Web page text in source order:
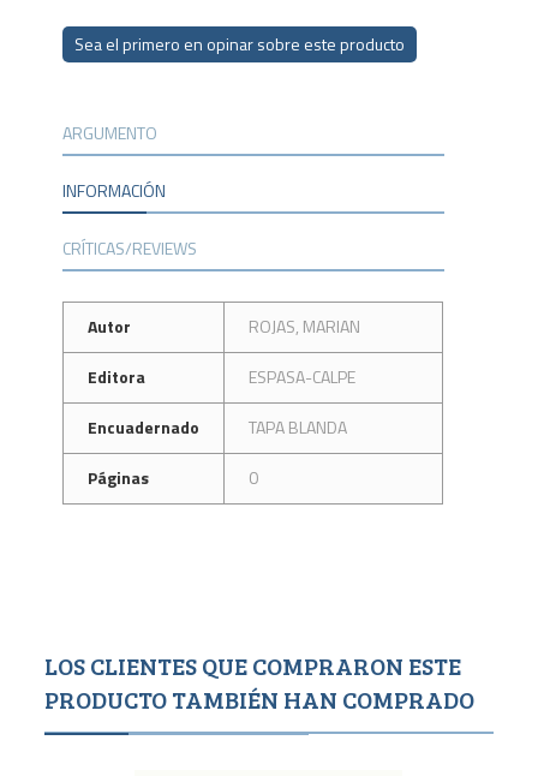
Sea el primero en opinar sobre este producto
ARGUMENTO
INFORMACIÓN
CRÍTICAS/REVIEWS
Autor
ROJAS, MARIAN
Editora
ESPASA-CALPE
Encuadernado
TAPA BLANDA
Páginas
0
LOS CLIENTES QUE COMPRARON ESTE
PRODUCTO TAMBIÉN HAN COMPRADO